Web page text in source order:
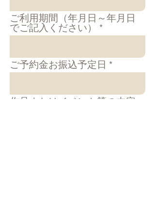
ご利用期間（年月日～年月日
でご記入ください）
ご予約金お振込予定日
作品またはイベント等の内容